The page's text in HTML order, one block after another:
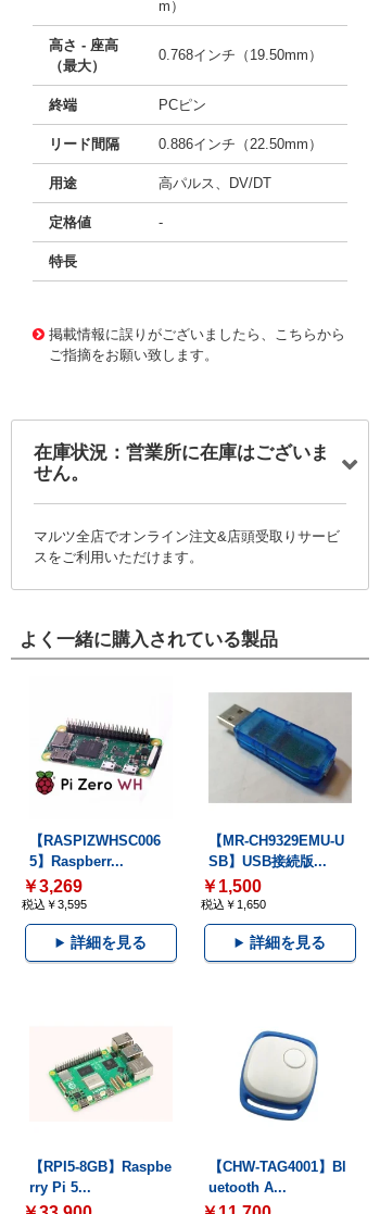
m）
高さ - 座高
（最大）
0.768インチ（19.50mm）
終端 PCピン
リード間隔 0.886インチ（22.50mm）
用途 高パルス、DV/DT
定格値 -
特長
掲載情報に誤りがございましたら、こちらから
ご指摘をお願い致します。
在庫状況：営業所に在庫はございま
せん。
マルツ全店でオンライン注文&店頭受取りサービ
スをご利用いただけます。
よく一緒に購入されている製品
【RASPIZWHSC006
5】Raspberr...
￥3,269
税込￥3,595
詳細を見る
【MR-CH9329EMU-U
SB】USB接続版...
￥1,500
税込￥1,650
詳細を見る
【RPI5-8GB】Raspbe
rry Pi 5...
【CHW-TAG4001】Bl
uetooth A...